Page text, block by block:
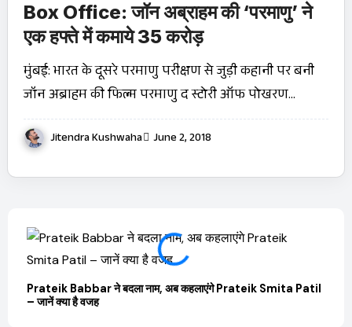
Box Office: जॉन अब्राहम की ‘परमाणु’ ने
एक हफ्ते में कमाये 35 करोड़
मुंबई: भारत के दूसरे परमाणु परीक्षण से जुड़ी कहानी पर बनी
जॉन अब्राहम की फिल्म परमाणु द स्टोरी ऑफ पोखरण…
Jitendra Kushwaha June 2, 2018
Prateik Babbar ने बदला नाम, अब कहलाएंगे Prateik Smita Patil
– जानें क्या है वजह